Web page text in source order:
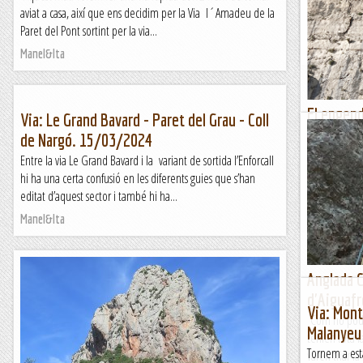
paret sense
Després de
Romàntic
aviat a casa, així que ens decidim per la Via l´Amadeu de la
Paret del Pont sortint per la via...
Manel&Ita
El
Molt bona
Luichy que
com no es
Lo gall
Via: Le Grand Bavard - Paret del Grau - Coll
de Nargó. 15/03/2024
Entre la via Le Grand Bavard i la variant de sortida l’Enforcall
hi ha una certa confusió en les diferents guies que s’han
editat d’aquest sector i també hi ha...
Manel&Ita
Anglada
Com no
tenien tota
varen triar
Via:
Tornem a